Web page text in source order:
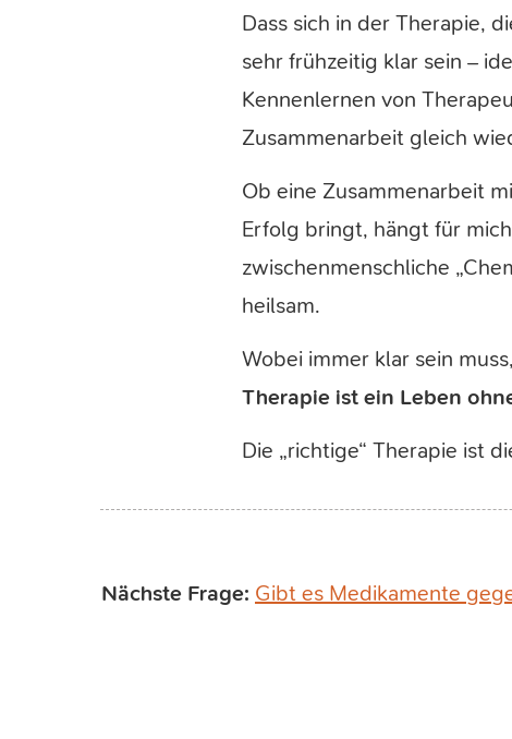
Dass sich in der Therapie,
sehr frühzeitig klar sein –
Kennenlernen von
Zusammenarbeit gleich
Ob eine Zusammenarbeit
Erfolg bringt, hängt für
zwischenmenschliche
heilsam.
Wobei immer klar sein
Therapie ist ein Leben
Die „richtige“ Therapie ist
Nächste Frage: Gibt es Medikamente